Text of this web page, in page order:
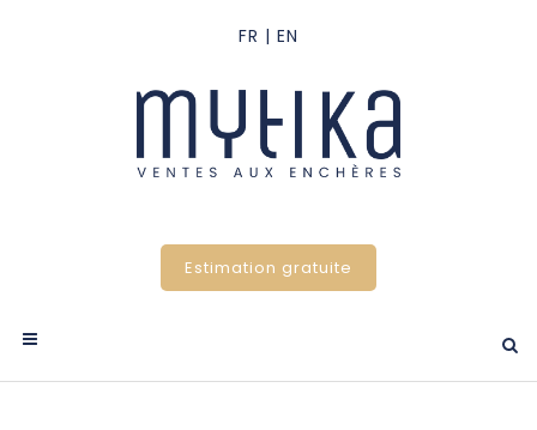
Estimation gratuite